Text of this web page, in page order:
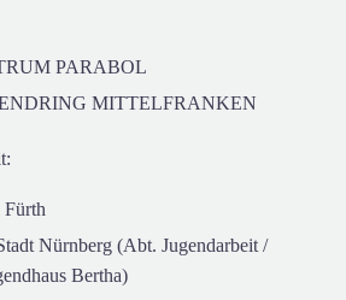
PARABOL
MITTELFRANKEN
Fürth
Nürnberg (Abt. Jugendarbeit /
Bertha)